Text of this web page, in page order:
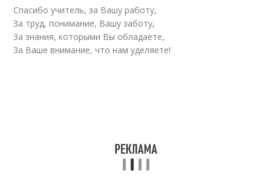
Спасибо учитель, за Вашу работу,
За труд, понимание, Вашу заботу,
За знания, которыми Вы обладаете,
За Ваше внимание, что нам уделяете!